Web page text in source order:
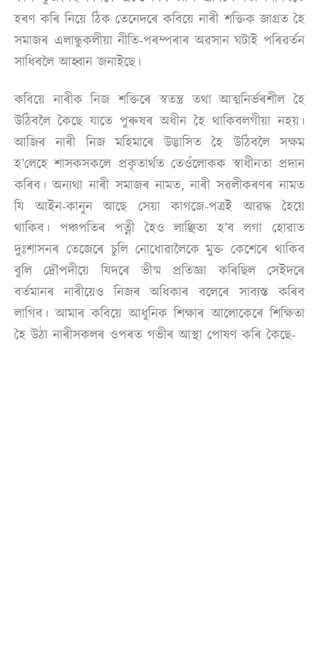
হৰণ কৰি নিয়ে ঠিক তেনেদৰে কবিয়ে নাৰী শক্তিক জাগ্ৰত হৈ
সমাজৰ এলান্ধুকলীয়া নীতি-পৰম্পৰাৰ অৱসান ঘটাই পৰিৱৰ্তন
সাধিবলৈ আহ্বান জনাইছে।
কবিয়ে নাৰীক নিজ শক্তিৰে স্বতন্ত্ৰ তথা আত্মনিৰ্ভৰশীল হৈ
উঠিবলৈ কৈছে যাতে পুৰুষৰ অধীন হৈ থাকিবলগীয়া নহয়।
আজিৰ নাৰী নিজ মহিমাৰে উদ্ভাসিত হৈ উঠিবলৈ সক্ষম
হ’লেহে শাসকসকলে প্ৰকৃতাৰ্থত তেওঁলোকক স্বাধীনতা প্ৰদান
কৰিব। অন্যথা নাৰী সমাজৰ নামত, নাৰী সৱলীকৰণৰ নামত
যি আইন-কানুন আছে সেয়া কাগজে-পত্ৰই আৱদ্ধ হৈয়ে
থাকিব। পঞ্চপতিৰ পত্নী হৈও লাঞ্ছিতা হ’ব লগা হোৱাত
দুঃশাসনৰ তেজেৰে চুলি নোধোৱালৈকে মুক্ত কেশেৰে থাকিব
বুলি দ্ৰৌপদীয়ে যিদৰে ভীষ্ম প্ৰতিজ্ঞা কৰিছিল সেইদৰে
বৰ্তমানৰ নাৰীয়েও নিজৰ অধিকাৰ বলেৰে সাব্যস্ত কৰিব
লাগিব। আমাৰ কবিয়ে আধুনিক শিক্ষাৰ আলোকেৰে শিক্ষিতা
হৈ উঠা নাৰীসকলৰ ওপৰত গভীৰ আস্থা পোষণ কৰি কৈছে-